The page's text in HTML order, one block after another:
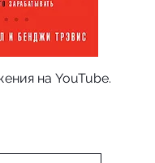
на YouTube.